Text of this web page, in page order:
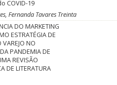
COVID-19
Fernanda Tavares Treinta
DO MARKETING
ESTRATÉGIA DE
NO
PANDEMIA DE
REVISÃO
DE LITERATURA